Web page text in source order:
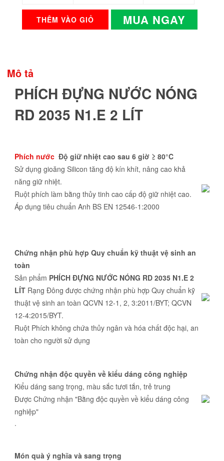
THÊM VÀO GIỎ MUA NGAY
Mô tả
PHÍCH ĐỰNG NƯỚC NÓNG
RD 2035 N1.E 2 LÍT
Phích nước Độ giữ nhiệt cao sau 6 giờ ≥ 80°C
Sử dụng gioăng Silicon tăng độ kín khít, nâng cao khả
năng giữ nhiệt.
Ruột phích làm bằng thủy tinh cao cấp độ giữ nhiệt cao.
Áp dụng tiêu chuẩn Anh BS EN 12546-1:2000
Chứng nhận phù hợp Quy chuẩn kỹ thuật vệ sinh an
toàn
Sản phẩm PHÍCH ĐỰNG NƯỚC NÓNG RD 2035 N1.E 2
LÍTRạng Đông được chứng nhận phù hợp Quy chuẩn kỹ
thuật vệ sinh an toàn QCVN 12-1, 2, 3:2011/BYT; QCVN
12-4:2015/BYT.
Ruột Phích không chứa thủy ngân và hóa chất độc hại, an
toàn cho người sử dụng
Chứng nhận độc quyền về kiểu dáng công nghiệp
Kiểu dáng sang trọng, màu sắc tươi tắn, trẻ trung
Được Chứng nhận "Bằng độc quyền về kiểu dáng công
nghiệp"
.
Món quà ý nghĩa và sang trọng